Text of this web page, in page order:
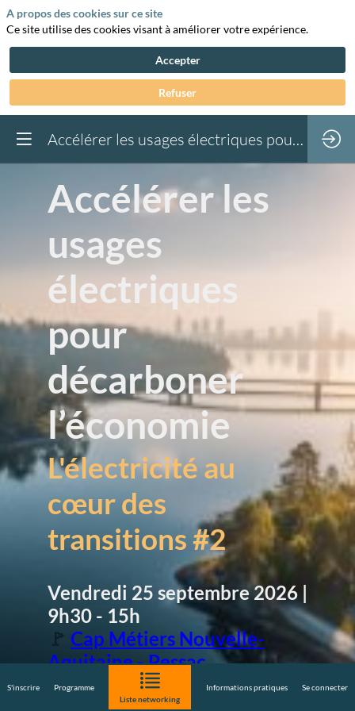
Accélérer les
usages
électriques
pour
décarboner
l’économie
L'électricité au
cœur des
transitions #2
Vendredi 25 septembre2026 |
9h30 - 15h
🚩 Cap Métiers Nouvelle-
Aquitaine - Pessac
Je m'inscris Programme
S'inscrire
Programme
Liste networking
Informations pratiques Se connecter
A propos des cookies sur ce site
Ce site utilise des cookies visant à améliorer votre expérience.
Accepter
Refuser